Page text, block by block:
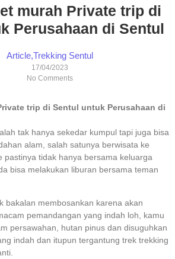
murah Private trip di
Perusahaan di Sentul
Article,Trekking Sentul
17/04/2023
No Comments
trip di Sentul untuk Perusahaan di
tak hanya sekedar kumpul tapi juga bisa
alam, salah satunya berwisata ke
pastinya tidak hanya bersama keluarga
bisa melakukan liburan bersama teman
bakalan membosankan karena akan
pemandangan yang indah loh, kamu
persawahan, hutan pinus dan disuguhkan
indah dan itupun tergantung trek trekking